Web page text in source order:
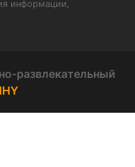
информации,
развлекательный